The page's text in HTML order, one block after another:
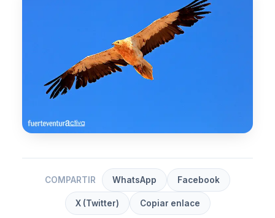
COMPARTIR WhatsApp Facebook
X (Twitter) Copiar enlace